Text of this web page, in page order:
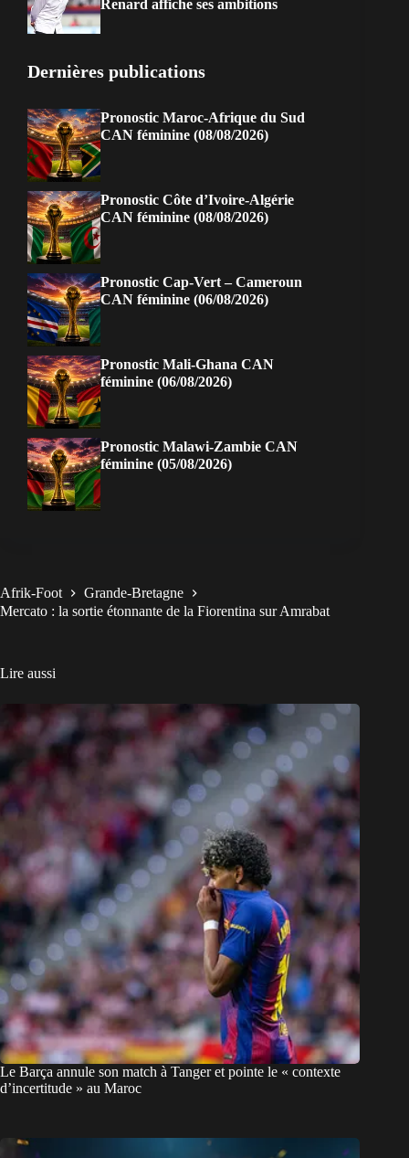
Renard affiche ses ambitions
Dernières publications
Pronostic Maroc-Afrique du Sud
CAN féminine (08/08/2026)
Pronostic Côte d’Ivoire-Algérie
CAN féminine (08/08/2026)
Pronostic Cap-Vert – Cameroun
CAN féminine (06/08/2026)
Pronostic Mali-Ghana CAN
féminine (06/08/2026)
Pronostic Malawi-Zambie CAN
féminine (05/08/2026)
Afrik-Foot
Grande-Bretagne
Mercato : la sortie étonnante de la Fiorentina sur Amrabat
Lire aussi
Le Barça annule son match à Tanger et pointe le « contexte
d’incertitude » au Maroc